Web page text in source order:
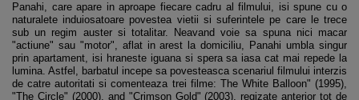
Panahi, care apare in aproape fiecare cadru al filmului, isi spune cu o
naturalete induiosatoare povestea vietii si suferintele pe care le trece
sub un regim auster si totalitar. Neavand voie sa spuna nici macar
"actiune" sau "motor", aflat in arest la domiciliu, Panahi umbla singur
prin apartament, isi hraneste iguana si spera sa iasa cat mai repede la
lumina. Astfel, barbatul incepe sa povesteasca scenariul filmului interzis
de catre autoritati si comenteaza trei filme: The White Balloon" (1995),
"The Circle" (2000), and "Crimson Gold" (2003), regizate anterior tot de